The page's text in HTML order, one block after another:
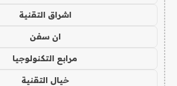
اشراق التقنية
ان سفن
مرابع التكنولوجيا
خيال التقنية